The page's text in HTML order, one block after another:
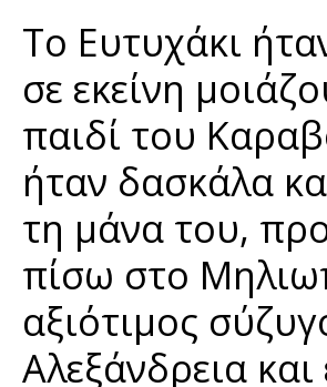
Το Ευτυχάκι
σε εκείνη
παιδί του
ήταν δασκάλα
τη μάνα του,
πίσω στο
αξιότιμος
Αλεξάνδρεια